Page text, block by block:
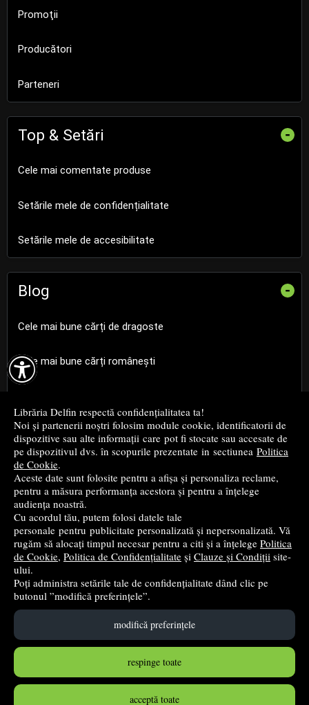

Librăria Delfin respectă confidențialitatea ta!
Noi și partenerii noștri folosim module cookie, identificatorii de
dispozitive sau alte informații care pot fi stocate sau accesate de
pe dispozitivul dvs. în scopurile prezentate in sectiunea Politica
de Cookie.
Aceste date sunt folosite pentru a afișa și personaliza reclame,
pentru a măsura performanța acestora și pentru a înțelege
audiența noastră.
Cu acordul tău, putem folosi datele tale
personale pentru publicitate personalizată și nepersonalizată. Vă
rugăm să alocați timpul necesar pentru a citi și a înțelege Politica
de Cookie, Politica de Confidențialitate și Clauze și Condiții site-
ului.
Poți administra setările tale de confidențialitate dând clic pe
butonul ”modifică preferințele”.
modifică preferințele
respinge toate
acceptă toate
Promoţii
Producători
Parteneri
Top & Setări -
Cele mai comentate produse
Setările mele de confidențialitate
Setările mele de accesibilitate
Blog -
Cele mai bune cărți de dragoste
Cele mai bune cărți românești
Cele mai bune cărți de istorie
Top cărți beletristică
...toate știrile
© 2004 - 2026 Grup DZC SRL
Magazin onlinecreat de Vital Soft
Created in 0.0869 sec